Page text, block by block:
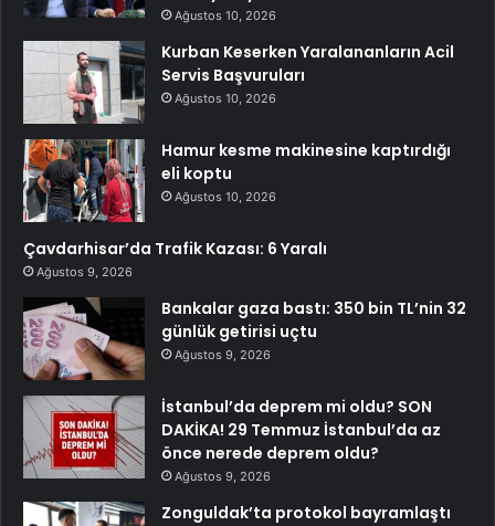
Ağustos 10, 2026
Kurban Keserken Yaralananların Acil
Servis Başvuruları
Ağustos 10, 2026
Hamur kesme makinesine kaptırdığı
eli koptu
Ağustos 10, 2026
Çavdarhisar’da Trafik Kazası: 6 Yaralı
Ağustos 9, 2026
Bankalar gaza bastı: 350 bin TL’nin 32
günlük getirisi uçtu
Ağustos 9, 2026
İstanbul’da deprem mi oldu? SON
DAKİKA! 29 Temmuz İstanbul’da az
önce nerede deprem oldu?
Ağustos 9, 2026
Zonguldak’ta protokol bayramlaştı